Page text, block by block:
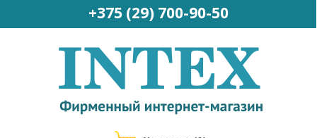
+375 (29)700-90-50